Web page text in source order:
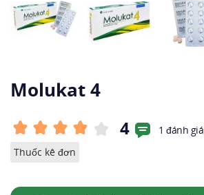
Molukat 4
4
1 đánh giá
Thuốc kê đơn